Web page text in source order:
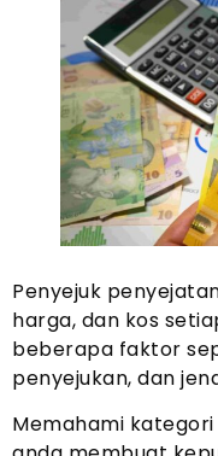
Penyejuk
harga, dan kos
beberapa faktor
penyejukan, dan
Memahami